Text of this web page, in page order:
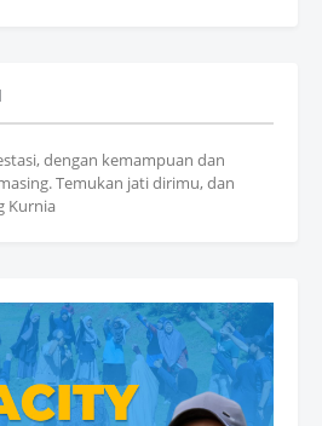
dengan kemampuan dan
Temukan jati dirimu, dan
Kurnia